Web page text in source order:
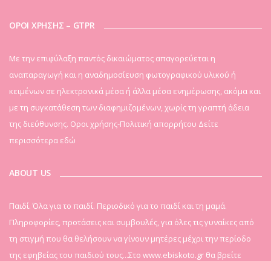
ΟΡΟΙ ΧΡΗΣΗΣ – GTPR
Mε την επιφύλαξη παντός δικαιώματος απαγορεύεται η
αναπαραγωγή και η αναδημοσίευση φωτογραφικού υλικού ή
κειμένων σε ηλεκτρονικά μέσα ή άλλα μέσα ενημέρωσης, ακόμα και
με τη συγκατάθεση των διαφημιζομένων, χωρίς τη γραπτή άδεια
της διεύθυνσης. Οροι χρήσης-Πολιτική απορρήτου Δείτε
περισσότερα εδώ
ABOUT US
Παιδί. Όλα για το παιδί. Περιοδικό για το παιδί και τη μαμά.
Πληροφορίες, προτάσεις και συμβουλές, για όλες τις γυναίκες από
τη στιγμή που θα θελήσουν να γίνουν μητέρες μέχρι την περίοδο
της εφηβείας του παιδιού τους...Στο www.ebiskoto.gr θα βρείτε